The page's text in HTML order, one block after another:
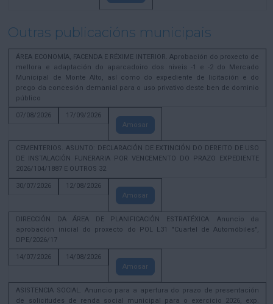
Outras publicacións municipais
ÁREA ECONOMÍA, FACENDA E RÉXIME INTERIOR. Aprobación do proxecto de
mellora e adaptación do aparcadoiro dos niveis -1 e -2 do Mercado
Municipal de Monte Alto, así como do expediente de licitación e do
prego da concesión demanial para o uso privativo deste ben de dominio
público
07/08/2026
17/09/2026
Amosar
CEMENTERIOS. ASUNTO: DECLARACIÓN DE EXTINCIÓN DO DEREITO DE USO
DE INSTALACIÓN FUNERARIA POR VENCEMENTO DO PRAZO EXPEDIENTE
2026/104/1887 E OUTROS 32
30/07/2026
12/08/2026
Amosar
DIRECCIÓN DA ÁREA DE PLANIFICACIÓN ESTRATÉXICA. Anuncio da
aprobación inicial do proxecto do POL L31 "Cuartel de Automóbiles",
DPE/2026/17
14/07/2026
14/08/2026
Amosar
ASISTENCIA SOCIAL. Anuncio para a apertura do prazo de presentación
de solicitudes de renda social municipal para o exercicio 2026, exp.